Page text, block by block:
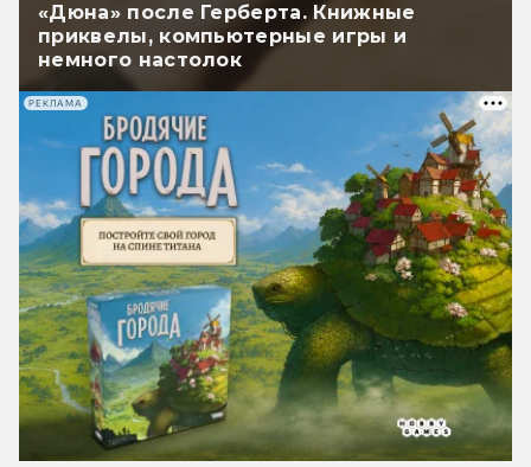
«Дюна» после Герберта. Книжные
приквелы, компьютерные игры и
немного настолок
РЕКЛАМА